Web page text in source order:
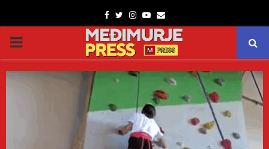
Facebook
TwitterInstagram
Youtube
Email
PRIMARY
MENU